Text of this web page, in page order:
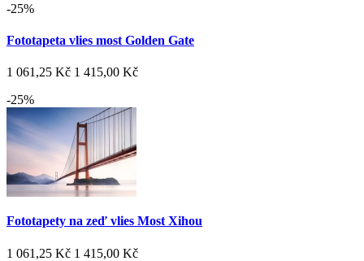
-25%
Fototapeta vlies most Golden Gate
1 061,25 Kč 1 415,00 Kč
-25%
Fototapety na zeď vlies Most Xihou
1 061,25 Kč 1 415,00 Kč